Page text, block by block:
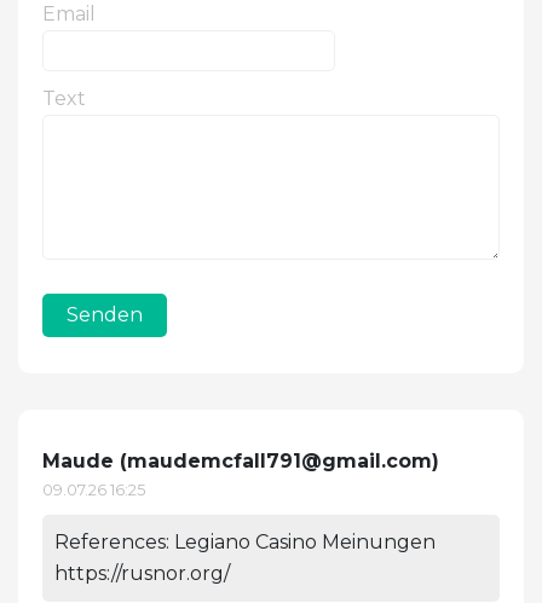
Email
Text
Senden
Maude (maudemcfall791@gmail.com)
09.07.26 16:25
References: Legiano Casino Meinungen
https://rusnor.org/